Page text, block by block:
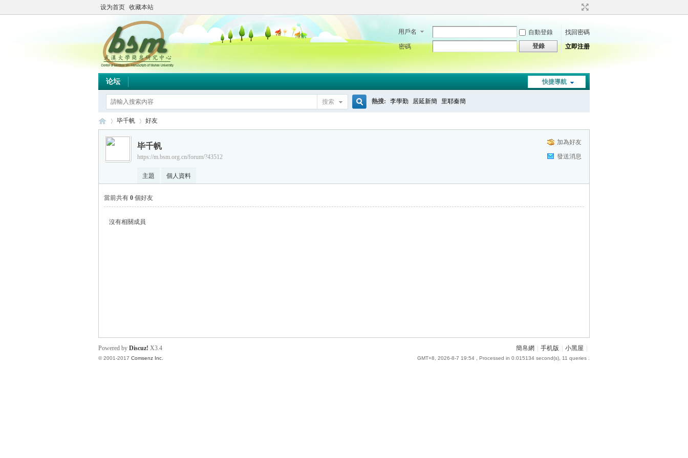
设为首页 收藏本站
用戶名 自動登錄
找回密碼
密碼
登錄 立即注册
快捷導航
论坛
搜索 熱搜: 李學勤 居延新簡 里耶秦簡
›
毕千帆 好友
加為好友
發送消息
毕千帆
https://m.bsm.org.cn/forum/?43512
主題 個人資料
當前共有 0 個好友
沒有相關成員
簡帛網 手机版 小黑屋
GMT+8, 2026-8-7 19:54 , Processed in 0.015134 second(s), 11 queries .
Powered by Discuz! X3.4
© 2001-2017 Comsenz Inc.